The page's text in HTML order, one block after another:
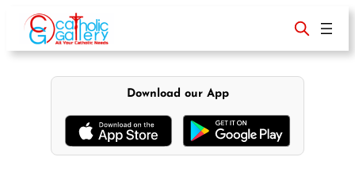
content
Download our App